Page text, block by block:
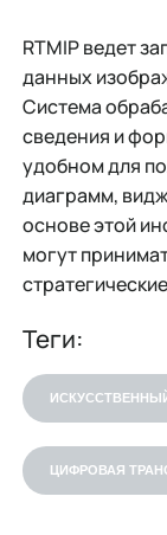
RTMIP ведет
данных
Система
сведения и
удобном для
диаграмм,
основе этой
могут
Теги:
ЦИФРОВАЯ